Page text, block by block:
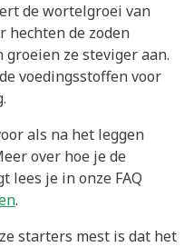
de wortelgroei van
hechten de zoden
ze steviger aan.
voedingsstoffen voor
als na het leggen
over hoe je de
lees je in onze FAQ
.
starters mest is dat het